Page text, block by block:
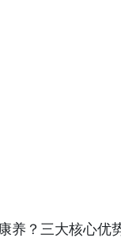
养？三大核心优